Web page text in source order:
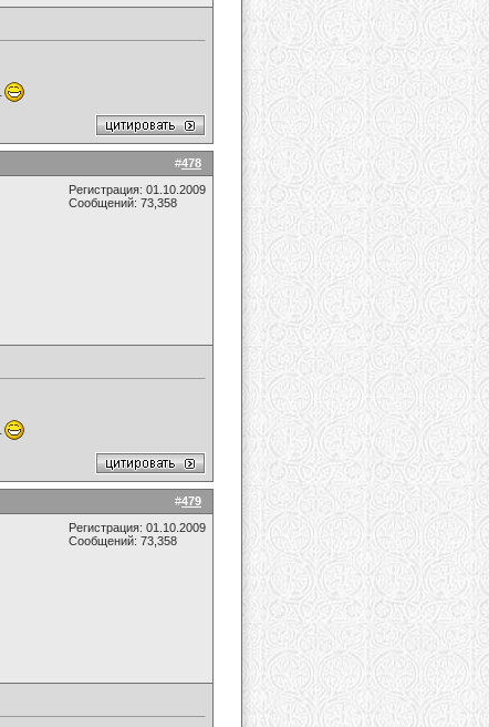
#478
Регистрация: 01.10.2009
Сообщений: 73,358
#479
Регистрация: 01.10.2009
Сообщений: 73,358